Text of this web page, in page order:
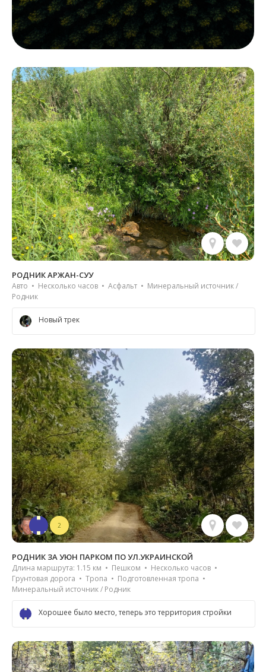
РОДНИК АРЖАН-СУУ
Авто • Несколько часов • Асфальт • Минеральный источник /
Родник
Новый трек
2
РОДНИК ЗА УЮН ПАРКОМ ПО УЛ.УКРАИНСКОЙ
Длина маршрута: 1.15 км • Пешком • Несколько часов •
Грунтовая дорога • Тропа • Подготовленная тропа •
Минеральный источник / Родник
Хорошее было место, теперь это территория стройки